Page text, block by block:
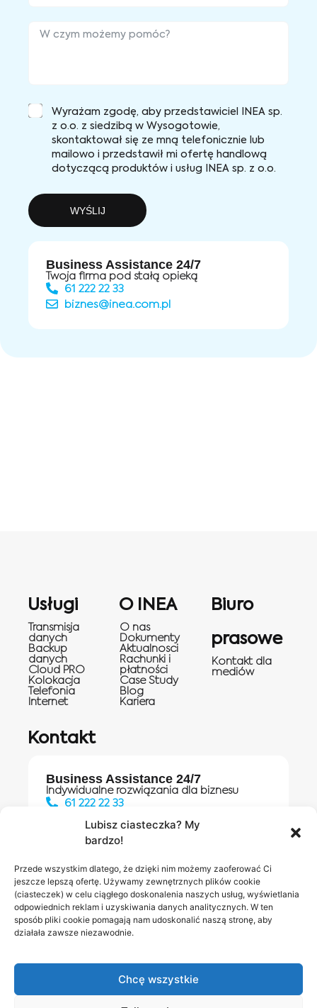
Lubisz ciasteczka? My
bardzo!
Przede wszystkim dlatego, że dzięki nim możemy zaoferować Ci
jeszcze lepszą ofertę. Używamy zewnętrznych plików cookie
(ciasteczek) w celu ciągłego doskonalenia naszych usług, wyświetlania
odpowiednich reklam i uzyskiwania danych analitycznych. W ten
sposób pliki cookie pomagają nam udoskonalić naszą stronę, aby
działała zawsze niezawodnie.
Chcę wszystkie
Wyrażam zgodę, aby przedstawiciel INEA sp.
z o.o. z siedzibą w Wysogotowie,
skontaktował się ze mną telefonicznie lub
mailowo i przedstawił mi ofertę handlową
dotyczącą produktów i usług INEA sp. z o.o.
WYŚLIJ
Business Assistance 24/7
Twoja firma pod stałą opieką
61 222 22 33
biznes@inea.com.pl
Usługi
Transmisja
danych
Backup
danych
Cloud PRO
Kolokacja
Telefonia
Internet
O INEA
O nas
Dokumenty
Aktualnosci
Rachunki i
płatności
Case Study
Blog
Kariera
Biuro
prasowe
Kontakt dla
mediów
Kontakt
Business Assistance 24/7
Indywidualne rozwiązania dla biznesu
61 222 22 33
Salony INEA
Napisz do